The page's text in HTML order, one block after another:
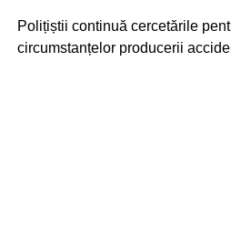
Polițiștii continuă cercetările
circumstanțelor producerii